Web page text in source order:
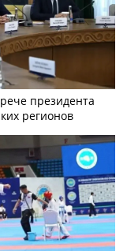
президента
регионов